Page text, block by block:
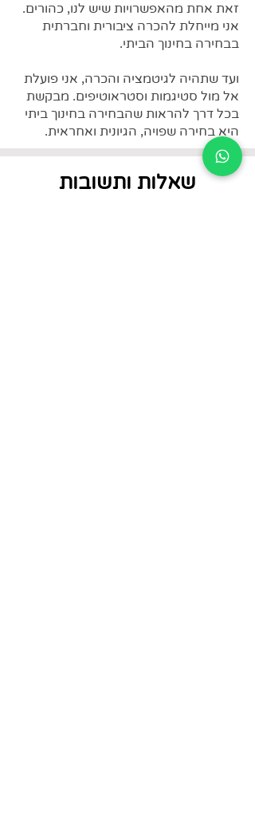
זאת אחת מהאפשרויות שיש לנו, כהורים.
אני מייחלת להכרה ציבורית וחברתית
בבחירה בחינוך הביתי.
ועד שתהיה לגיטמציה והכרה, אני פועלת
אל מול סטיגמות וסטראוטיפים. מבקשת
בכל דרך להראות שהבחירה בחינוך ביתי
היא בחירה שפויה, הגיונית ואחראית.
שאלות ותשובות